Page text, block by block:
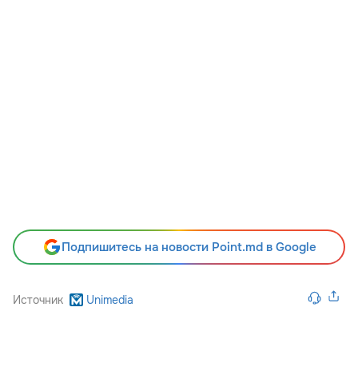
Подпишитесь на новости Point.md в Google
Источник Unimedia